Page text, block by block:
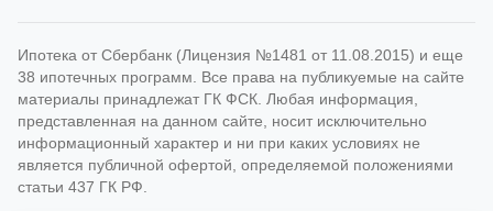
Ипотека от Сбербанк (Лицензия №1481 от 11.08.2015) и еще
38 ипотечных программ. Все права на публикуемые на сайте
материалы принадлежат ГК ФСК. Любая информация,
представленная на данном сайте, носит исключительно
информационный характер и ни при каких условиях не
является публичной офертой, определяемой положениями
статьи 437 ГК РФ.